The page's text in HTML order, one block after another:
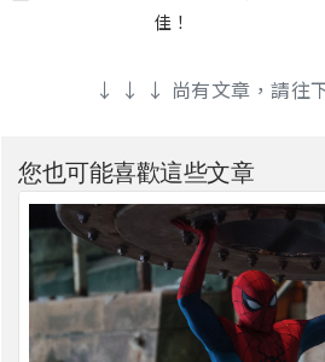
佳！
↓ ↓ ↓ 尚有文章，請往
您也可能喜歡這些文章